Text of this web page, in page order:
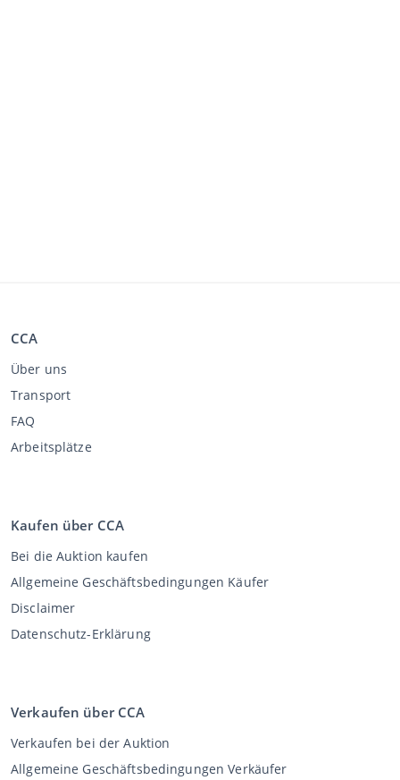
CCA
Über uns
Transport
FAQ
Arbeitsplätze
Kaufen über CCA
Bei die Auktion kaufen
Allgemeine Geschäftsbedingungen Käufer
Disclaimer
Datenschutz-Erklärung
Verkaufen über CCA
Verkaufen bei der Auktion
Allgemeine Geschäftsbedingungen Verkäufer